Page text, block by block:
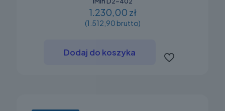
1.230,00 zł
(1.512,90 brutto)
Dodaj do koszyka